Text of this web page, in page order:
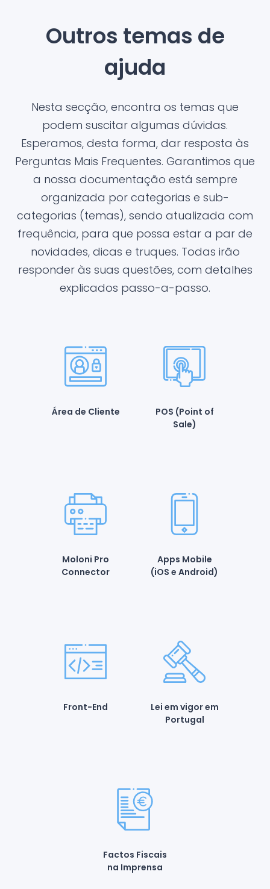
Outros temas de
ajuda
Nesta secção, encontra os temas que
podem suscitar algumas dúvidas.
Esperamos, desta forma, dar resposta às
Perguntas Mais Frequentes. Garantimos que
a nossa documentação está sempre
organizada por categorias e sub-
categorias (temas), sendo atualizada com
frequência, para que possa estar a par de
novidades, dicas e truques. Todas irão
responder às suas questões, com detalhes
explicados passo-a-passo.
Área de Cliente
POS (Point of
Sale)
Moloni Pro
Connector
Apps Mobile
(iOS e Android)
Front-End
Lei em vigor em
Portugal
Factos Fiscais
na Imprensa